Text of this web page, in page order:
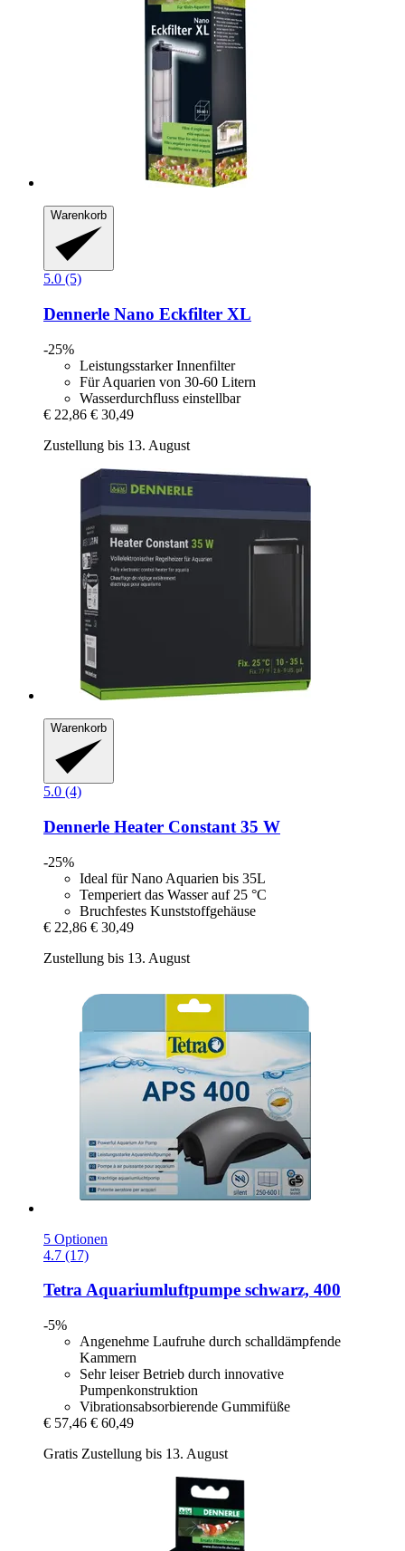
Warenkorb
5.0 (5)
Dennerle Nano Eckfilter XL
-25%
Leistungsstarker Innenfilter
Für Aquarien von 30-60 Litern
Wasserdurchfluss einstellbar
€ 22,86 € 30,49
Zustellung bis 13. August
Warenkorb
5.0 (4)
Dennerle Heater Constant 35 W
-25%
Ideal für Nano Aquarien bis 35L
Temperiert das Wasser auf 25 °C
Bruchfestes Kunststoffgehäuse
€ 22,86 € 30,49
Zustellung bis 13. August
5 Optionen
4.7 (17)
TetraAquariumluftpumpe schwarz, 400
-5%
Angenehme Laufruhe durch schalldämpfende
Kammern
Sehr leiser Betrieb durch innovative
Pumpenkonstruktion
Vibrationsabsorbierende Gummifüße
€ 57,46 € 60,49
Gratis Zustellung bis 13. August